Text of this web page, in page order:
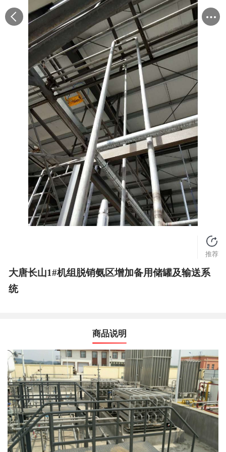
推荐
大唐长山1#机组脱销氨区增加备用储罐及输送系
统
商品说明